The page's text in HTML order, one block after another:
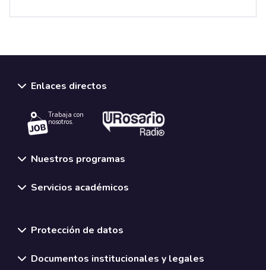
Enlaces directos
Trabaja con
nosotros.
Nuestros programas
Servicios académicos
Protección de datos
Documentos institucionales y legales